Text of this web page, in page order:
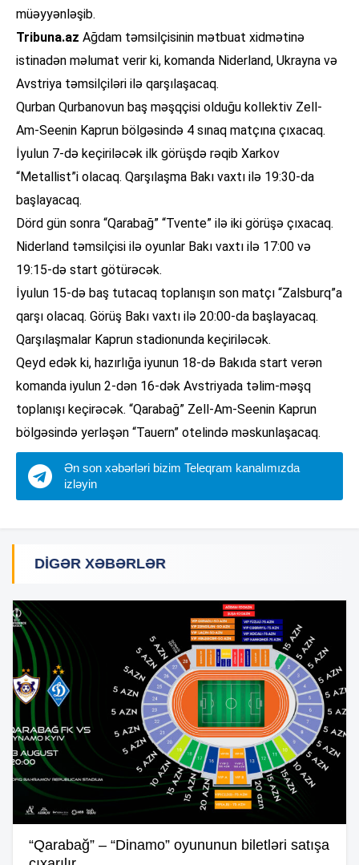
müəyyənləşib.
Tribuna.az Ağdam təmsilçisinin mətbuat xidmətinə
istinadən məlumat verir ki, komanda Niderland, Ukrayna və
Avstriya təmsilçiləri ilə qarşılaşacaq.
Qurban Qurbanovun baş məşqçisi olduğu kollektiv Zell-
Am-Seenin Kaprun bölgəsində 4 sınaq matçına çıxacaq.
İyulun 7-də keçiriləcək ilk görüşdə rəqib Xarkov
“Metallist”i olacaq. Qarşılaşma Bakı vaxtı ilə 19:30-da
başlayacaq.
Dörd gün sonra “Qarabağ” “Tvente” ilə iki görüşə çıxacaq.
Niderland təmsilçisi ilə oyunlar Bakı vaxtı ilə 17:00 və
19:15-də start götürəcək.
İyulun 15-də baş tutacaq toplanışın son matçı “Zalsburq”a
qarşı olacaq. Görüş Bakı vaxtı ilə 20:00-da başlayacaq.
Qarşılaşmalar Kaprun stadionunda keçiriləcək.
Qeyd edək ki, hazırlığa iyunun 18-də Bakıda start verən
komanda iyulun 2-dən 16-dək Avstriyada təlim-məşq
toplanışı keçirəcək. “Qarabağ” Zell-Am-Seenin Kaprun
bölgəsində yerləşən “Tauern” otelində məskunlaşacaq.
Ən son xəbərləri bizim Teleqram kanalımızda
izləyin
DIGƏR XƏBƏRLƏR
“Qarabağ” – “Dinamo” oyununun biletləri satışa